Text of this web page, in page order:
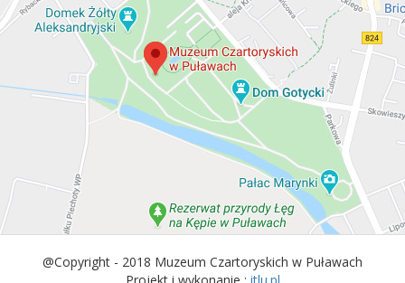
@Copyright - 2018 Muzeum Czartoryskich w Puławach